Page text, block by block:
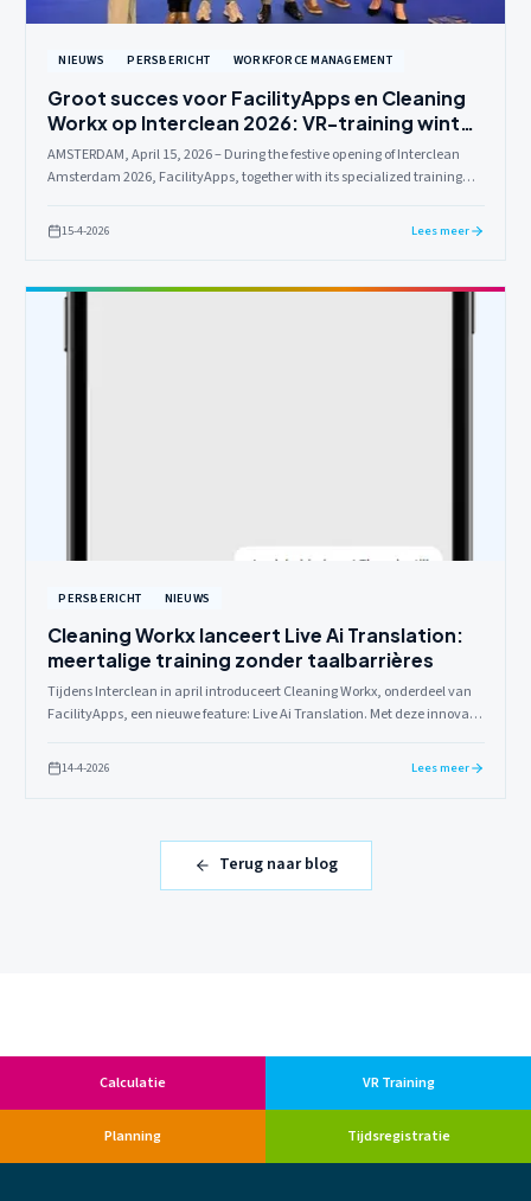
NIEUWS PERSBERICHT WORKFORCE MANAGEMENT
Groot succes voor FacilityApps en Cleaning
Workx op Interclean 2026: VR-training wint
twee prestigieuze awards
AMSTERDAM, April 15, 2026 – During the festive opening of Interclean
Amsterdam 2026, FacilityApps, together with its specialized training
Reality (VR) Training for Cleaners won both the Amsterdam Innovation
Award (category Smart Technology & Digitalization) and the Cleaners
15-4-2026 Lees meer
PERSBERICHT NIEUWS
Cleaning Workx lanceert Live Ai Translation:
meertalige training zonder taalbarrières
Tijdens Interclean in april introduceert Cleaning Workx, onderdeel van
FacilityApps, een nieuwe feature: Live Ai Translation. Met deze innovatie
opgelost: het taalprobleem. In de praktijk trainen instructeurs vaak
groepen schoonmakers met verschillende nationaliteiten en talen. Dit
functionaliteit op stand 05.524 live zien.
14-4-2026 Lees meer
Terug naar blog
Calculatie VR Training
Planning Tijdsregistratie